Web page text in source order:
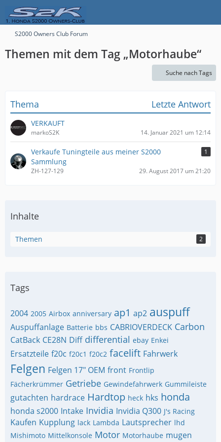
S2000 Owners Club Forum
Themen mit dem Tag „Motorhaube“
Suche nach Tags
Thema Letzte Antwort
VERKAUFT
markoS2K 14. Januar 2021 um 12:14
Verkaufe Tuningteile aus meiner S2000
Sammlung
1
ZH-127-129 29. August 2017 um 21:20
Inhalte
Themen 2
Tags
2004 2005 Airbox anniversary ap1 ap2 auspuff
Auspuffanlage Batterie bbs CABRIOVERDECK Carbon
CatBack CE28N Diff differential ebay Enkei
Ersatzteile f20c f20c1 f20c2 facelift Fahrwerk
Felgen Felgen 17" OEM front Frontlip
Fächerkrümmer Getriebe Gewindefahrwerk Gummileiste
gutachten hardrace Hardtop heck hks honda
honda s2000 Intake Invidia Invidia Q300 J's Racing
Kaufen Kupplung lack Lambda Lautsprecher lhd
Mishimoto Mittelkonsole Motor Motorhaube mugen